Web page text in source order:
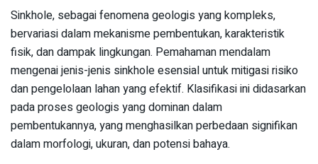
Sinkhole, sebagai fenomena geologis yang kompleks,
bervariasi dalam mekanisme pembentukan, karakteristik
fisik, dan dampak lingkungan. Pemahaman mendalam
mengenai jenis-jenis sinkhole esensial untuk mitigasi risiko
dan pengelolaan lahan yang efektif. Klasifikasi ini didasarkan
pada proses geologis yang dominan dalam
pembentukannya, yang menghasilkan perbedaan signifikan
dalam morfologi, ukuran, dan potensi bahaya.